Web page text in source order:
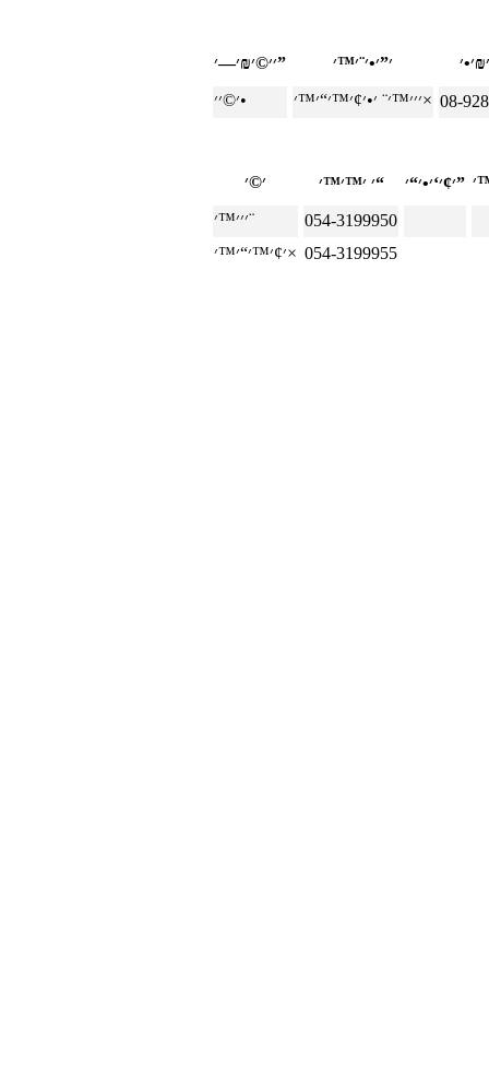
׳׳©׳₪׳—׳”
׳©׳׳•
׳׳׳™׳¨ ׳•׳¢׳™׳“׳™׳× 08-
׳ ׳™׳™׳“
׳¢׳‘׳•׳“׳”
׳׳׳™׳¨
054-3199950
׳¢׳™׳“׳™׳× 054-3199955